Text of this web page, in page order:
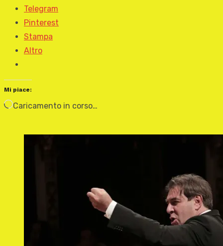
Telegram
Pinterest
Stampa
Altro
Mi piace:
Caricamento in corso…